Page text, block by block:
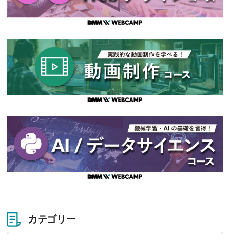
カテゴリー